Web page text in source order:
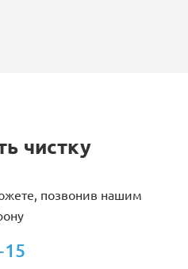
чистку
позвонив нашим
15